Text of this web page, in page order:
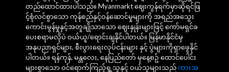
တည်ထောင်ထားပါသည်။ Myanmarkt ဈေးကွန်ရက်မှာဆိုရင်ဖြ
င့်စုံလင်စွာသော ကုန်စည်နှင့်ဝန်ဆောင်မှုများကို အရည်အသွေး
ကောင်းမွန်မှုနှင့်အတူချိုသာသော ဈေးနှုန်းများဖြင့် ကော်မရှင်ခ
ပေးစရာမလိုပဲ ဝယ်ယူ/ရောင်းချနိုင်ပါတယ်။ မြန်မာနိုင်ငံမှ
အနုပညာရှင်များ, စီးပွားရေးလုပ်ငန်းများ နှင့် ပွဲများကိုရှာဖွေနိုင်
ပါတယ်။ ရန်ကုန်, မန္တလေး, နေပြည်တော် မှနေ့စဥ် ထောင်ပေါင်း
များစွာသော ဝင်ရောက်ကြည့်ရှု့သူနှင့် ဝယ်သူများသည်ကားအ